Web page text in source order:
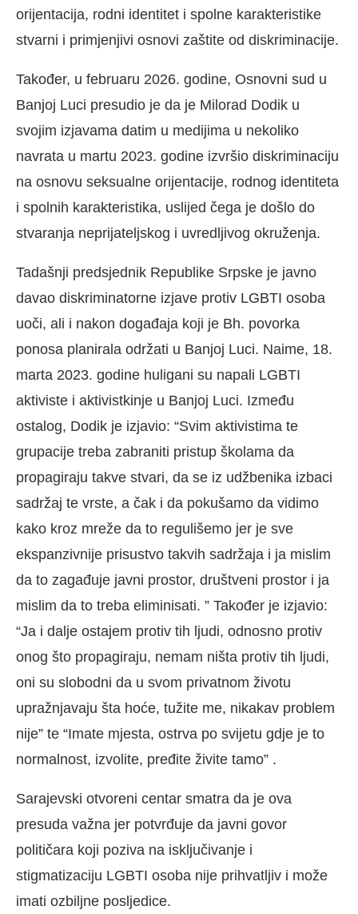
orijentacija, rodni identitet i spolne karakteristike
stvarni i primjenjivi osnovi zaštite od diskriminacije.
Također, u februaru 2026. godine, Osnovni sud u
Banjoj Luci presudio je da je Milorad Dodik u
svojim izjavama datim u medijima u nekoliko
navrata u martu 2023. godine izvršio diskriminaciju
na osnovu seksualne orijentacije, rodnog identiteta
i spolnih karakteristika, uslijed čega je došlo do
stvaranja neprijateljskog i uvredljivog okruženja.
Tadašnji predsjednik Republike Srpske je javno
davao diskriminatorne izjave protiv LGBTI osoba
uoči, ali i nakon događaja koji je Bh. povorka
ponosa planirala održati u Banjoj Luci. Naime, 18.
marta 2023. godine huligani su napali LGBTI
aktiviste i aktivistkinje u Banjoj Luci. Između
ostalog, Dodik je izjavio: “Svim aktivistima te
grupacije treba zabraniti pristup školama da
propagiraju takve stvari, da se iz udžbenika izbaci
sadržaj te vrste, a čak i da pokušamo da vidimo
kako kroz mreže da to regulišemo jer je sve
ekspanzivnije prisustvo takvih sadržaja i ja mislim
da to zagađuje javni prostor, društveni prostor i ja
mislim da to treba eliminisati. ” Također je izjavio:
“Ja i dalje ostajem protiv tih ljudi, odnosno protiv
onog što propagiraju, nemam ništa protiv tih ljudi,
oni su slobodni da u svom privatnom životu
upražnjavaju šta hoće, tužite me, nikakav problem
nije” te “Imate mjesta, ostrva po svijetu gdje je to
normalnost, izvolite, pređite živite tamo” .
Sarajevski otvoreni centar smatra da je ova
presuda važna jer potvrđuje da javni govor
političara koji poziva na isključivanje i
stigmatizaciju LGBTI osoba nije prihvatljiv i može
imati ozbiljne posljedice.